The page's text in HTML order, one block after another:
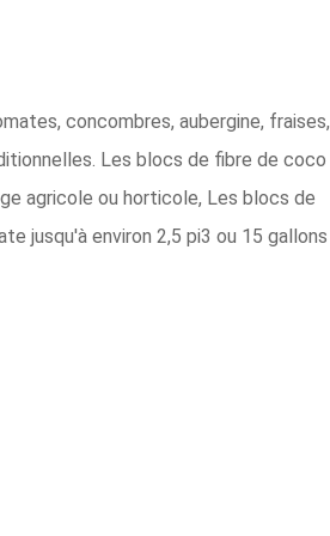
concombres, aubergine, fraises,
Les blocs de fibre de coco
agricole ou horticole, Les blocs de
jusqu'à environ 2,5 pi3 ou 15 gallons